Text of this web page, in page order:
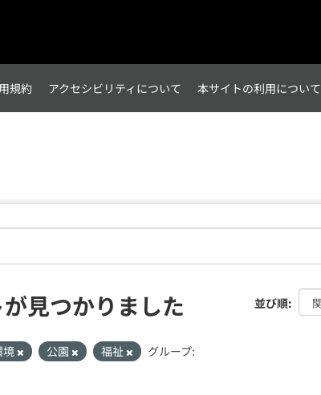
規約 アクセシビリティについて 本サイトの利用について
並び順
見つかりました
境 公園 福祉
グループ: